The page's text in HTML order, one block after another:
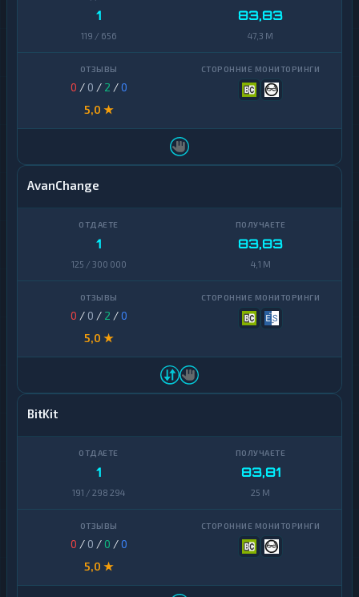
1
119 / 656
83,83
47,3 M
0 / 0 / 2 /0
5,0 ★
AvanChange
1
125 / 300 000
83,83
4,1 M
0 / 0 / 2 /0
5,0 ★
BitKit
1
191 / 298 294
83,81
25 M
0 / 0 /0 /0
5,0 ★